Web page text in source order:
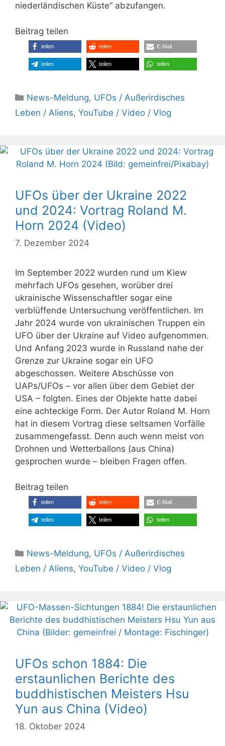
niederländischen Küste“ abzufangen.
Beitrag teilen
teilen teilen E-Mail
teilen teilen teilen
Kategorien
News-Meldung, UFOs / Außerirdisches
Leben / Aliens, YouTube / Video / Vlog
UFOs über der Ukraine 2022
und 2024: Vortrag Roland M.
Horn 2024 (Video)
7. Dezember 2024
Im September 2022 wurden rund um Kiew
mehrfach UFOs gesehen, worüber drei
ukrainische Wissenschaftler sogar eine
verblüffende Untersuchung veröffentlichen. Im
Jahr 2024 wurde von ukrainischen Truppen ein
UFO über der Ukraine auf Video aufgenommen.
Und Anfang 2023 wurde in Russland nahe der
Grenze zur Ukraine sogar ein UFO
abgeschossen. Weitere Abschüsse von
UAPs/UFOs – vor allen über dem Gebiet der
USA – folgten. Eines der Objekte hatte dabei
eine achteckige Form. Der Autor Roland M. Horn
hat in diesem Vortrag diese seltsamen Vorfälle
zusammengefasst. Denn auch wenn meist von
Drohnen und Wetterballons (aus China)
gesprochen wurde – bleiben Fragen offen.
Beitrag teilen
teilen teilen E-Mail
teilen teilen teilen
Kategorien
News-Meldung, UFOs / Außerirdisches
Leben / Aliens, YouTube / Video / Vlog
UFOs schon 1884: Die
erstaunlichen Berichte des
buddhistischen Meisters Hsu
Yun aus China (Video)
18. Oktober 2024